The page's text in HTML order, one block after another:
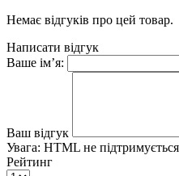
Немає відгуків про цей товар.
Написати відгук
Ваше ім’я:
Ваш відгук
Увага: HTML не
Рейтинг